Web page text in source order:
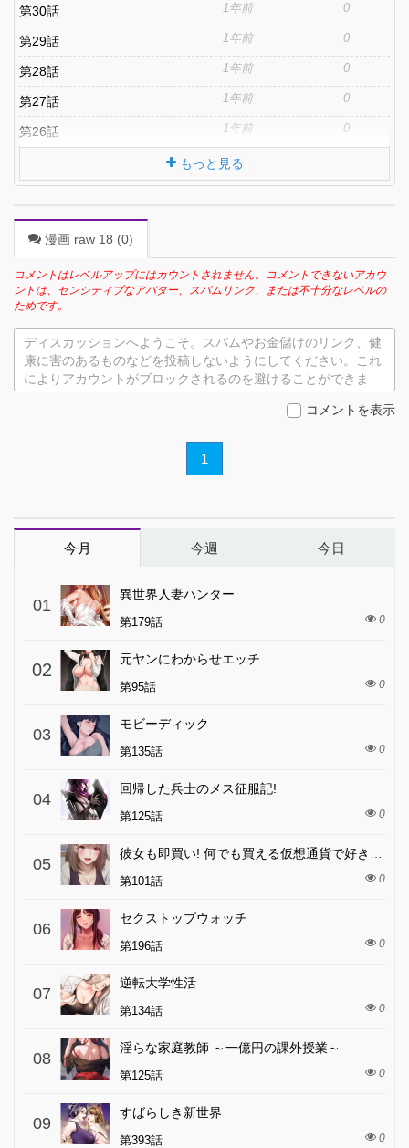
第30話 1年前 0
第29話 1年前 0
第28話 1年前 0
第27話 1年前 0
第26話 1年前 0
もっと見る
漫画 raw 18 (0)
コメントはレベルアップにはカウントされません。コメントできないアカウ
ントは、センシティブなアバター、スパムリンク、または不十分なレベルの
ためです。
ディスカッションへようこそ。スパムやお金儲けのリンク、健
康に害のあるものなどを投稿しないようにしてください。これ
によりアカウントがブロックされるのを避けることができま
コメントを表示
1
今月 今週 今日
01
異世界人妻ハンター
第179話 0
02
元ヤンにわからせエッチ
第95話 0
03
モビーディック
第135話 0
04
回帰した兵士のメス征服記!
第125話 0
05
第101話 0
06
セクストップウォッチ
第196話 0
07
逆転大学性活
第134話 0
08
淫らな家庭教師 ～一億円の課外授業～
第125話 0
09
すばらしき新世界
第393話 0